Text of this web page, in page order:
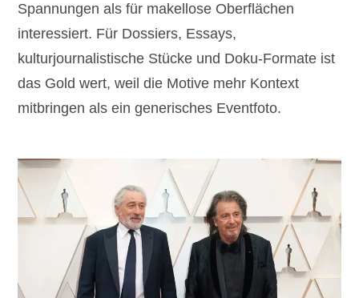
Spannungen als für makellose Oberflächen
interessiert. Für Dossiers, Essays,
kulturjournalistische Stücke und Doku-Formate ist
das Gold wert, weil die Motive mehr Kontext
mitbringen als ein generisches Eventfoto.